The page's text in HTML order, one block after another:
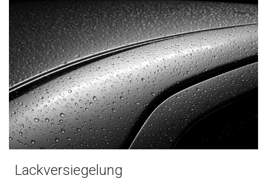
Lackversiegelung